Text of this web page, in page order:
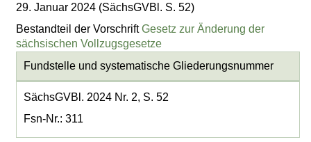
29. Januar 2024 (SächsGVBl. S. 52)
Bestandteil der VorschriftGesetz zur Änderung der
sächsischen Vollzugsgesetze
Fundstelle und systematische Gliederungsnummer
SächsGVBl. 2024 Nr. 2, S. 52
Fsn-Nr.: 311